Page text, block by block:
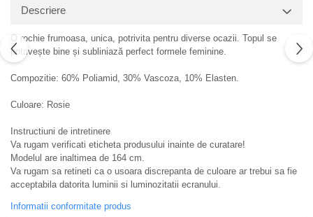
Descriere
O rochie frumoasa, unica, potrivita pentru diverse ocazii. Topul se
potrivește bine și subliniază perfect formele feminine.
Compozitie: 60% Poliamid, 30% Vascoza, 10% Elasten.
Culoare: Rosie
Instructiuni de intretinere
Va rugam verificati eticheta produsului inainte de curatare!
Modelul are inaltimea de 164 cm.
Va rugam sa retineti ca o usoara discrepanta de culoare ar trebui sa fie
acceptabila datorita luminii si luminozitatii ecranului.
Informatii conformitate produs